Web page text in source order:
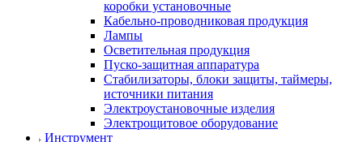
коробки установочные
Кабельно-проводниковая продукция
Лампы
Осветительная продукция
Пуско-защитная аппаратура
Стабилизаторы, блоки защиты, таймеры,
источники питания
Электроустановочные изделия
Электрощитовое оборудование
Инструмент